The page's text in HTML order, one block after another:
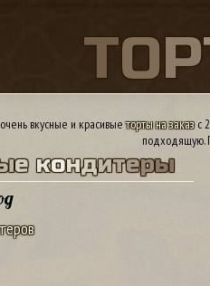
ТОР
вкусные и красивыеторты на заказс
подходящую.
е кондитеры